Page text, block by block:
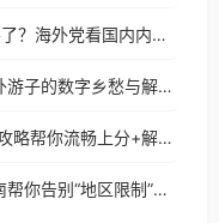
韩剧TV会员非中国大陆地区用不了？海外党看国内内容的加速器选择指南
Blued在韩国用不了怎么办？海外游子的数字乡愁与解决方案
在国外玩高能英雄总卡顿？这篇攻略帮你流畅上分+解锁国内影音自由
在国外怎么可以看b站？这份指南帮你告别“地区限制”的烦恼